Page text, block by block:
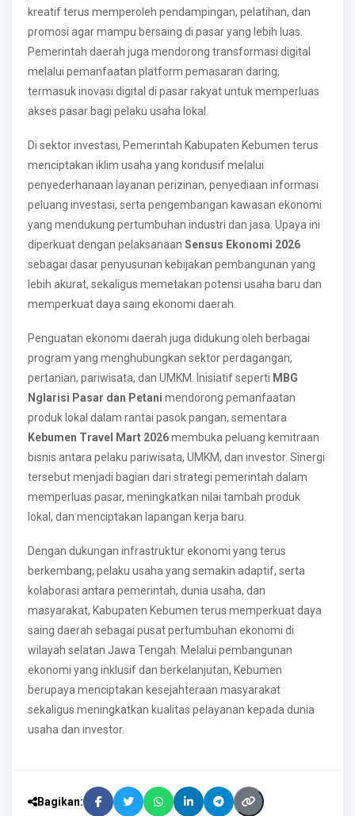
kreatif terus memperoleh pendampingan, pelatihan, dan
promosi agar mampu bersaing di pasar yang lebih luas.
Pemerintah daerah juga mendorong transformasi digital
melalui pemanfaatan platform pemasaran daring,
termasuk inovasi digital di pasar rakyat untuk memperluas
akses pasar bagi pelaku usaha lokal.
Di sektor investasi, Pemerintah Kabupaten Kebumen terus
menciptakan iklim usaha yang kondusif melalui
penyederhanaan layanan perizinan, penyediaan informasi
peluang investasi, serta pengembangan kawasan ekonomi
yang mendukung pertumbuhan industri dan jasa. Upaya ini
diperkuat dengan pelaksanaan Sensus Ekonomi 2026
sebagai dasar penyusunan kebijakan pembangunan yang
lebih akurat, sekaligus memetakan potensi usaha baru dan
memperkuat daya saing ekonomi daerah.
Penguatan ekonomi daerah juga didukung oleh berbagai
program yang menghubungkan sektor perdagangan,
pertanian, pariwisata, dan UMKM. Inisiatif seperti MBG
Nglarisi Pasar dan Petani mendorong pemanfaatan
produk lokal dalam rantai pasok pangan, sementara
Kebumen Travel Mart 2026membuka peluang kemitraan
bisnis antara pelaku pariwisata, UMKM, dan investor. Sinergi
tersebut menjadi bagian dari strategi pemerintah dalam
memperluas pasar, meningkatkan nilai tambah produk
lokal, dan menciptakan lapangan kerja baru.
Dengan dukungan infrastruktur ekonomi yang terus
berkembang, pelaku usaha yang semakin adaptif, serta
kolaborasi antara pemerintah, dunia usaha, dan
masyarakat, Kabupaten Kebumen terus memperkuat daya
saing daerah sebagai pusat pertumbuhan ekonomi di
wilayah selatan Jawa Tengah. Melalui pembangunan
ekonomi yang inklusif dan berkelanjutan, Kebumen
berupaya menciptakan kesejahteraan masyarakat
sekaligus meningkatkan kualitas pelayanan kepada dunia
usaha dan investor.
Bagikan: